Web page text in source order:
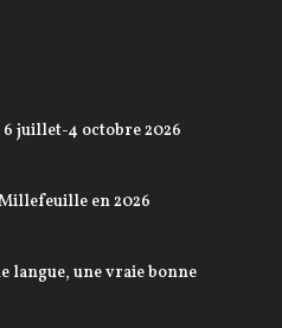
6 juillet-4 octobre 2026
Millefeuille en 2026
langue, une vraie bonne